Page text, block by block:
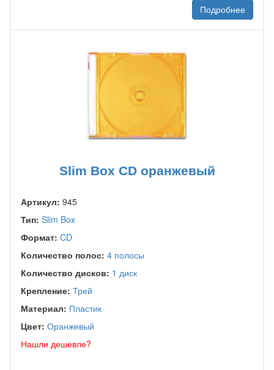
Подробнее
Slim Box CD оранжевый
Артикул: 945
Тип: Slim Box
Формат: CD
Количество полос: 4 полосы
Количество дисков: 1 диск
Крепление: Трей
Материал: Пластик
Цвет: Оранжевый
Нашли дешевле?